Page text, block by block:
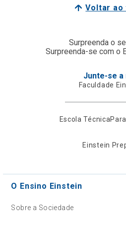
Voltar ao
Surpreenda o
Surpreenda-se com o
Junte-se a
Faculdade
Escola Técnica
Einstein
O Ensino Einstein
Sobre a Sociedade